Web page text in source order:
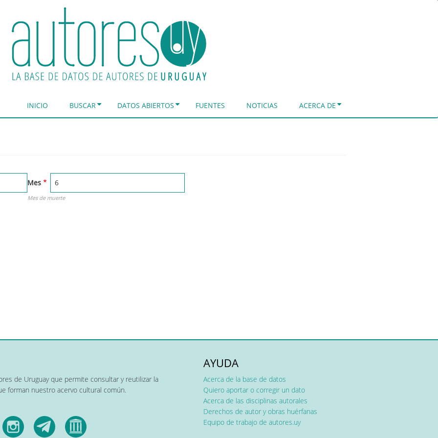
INICIO BUSCAR DATOS ABIERTOS FUENTES NOTICIAS ACERCA DE
Mes
Mes de muerte
de Uruguay que permite consultar y reutilizar la
forman nuestro acervo cultural común.
AYUDA
Acerca de la base de datos
Quiero aportar o corregir un dato
Acerca de las disciplinas autorales
Derechos de autor y obras huérfanas
Equipo de trabajo de autores.uy